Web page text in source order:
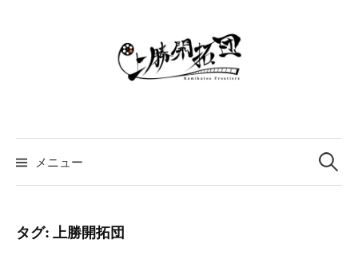
ス
キ
ッ
メニュー
検
索:
タグ:上勝開拓団